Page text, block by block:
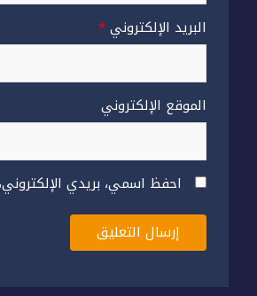
البريد الإلكتروني*
الموقع الإلكتروني
احفظ اسمي، بريدي